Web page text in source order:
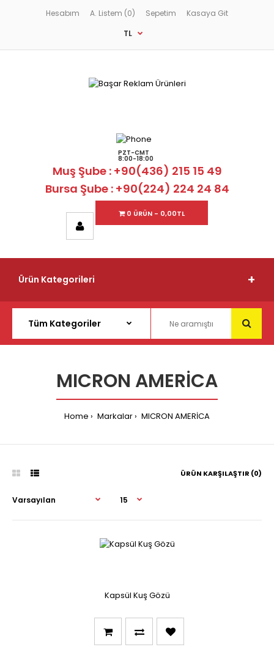
Hesabım A. Listem (0) Sepetim
Kasaya Git
TL
PZT-CMT
8:00-18:00
Muş Şube : +90(436) 215 15 49
Bursa Şube : +90(224) 224 24 84
0 ÜRÜN - 0,00TL
Ürün Kategorileri
MICRON AMERİCA
Home Markalar MICRON AMERİCA
ÜRÜN KARŞILAŞTIR (0)
Kapsül Kuş Gözü